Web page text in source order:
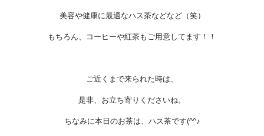
美容や健康に最適なハス茶などなど（笑）
もちろん、コーヒーや紅茶もご用意してます！！
ご近くまで来られた時は、
是非、お立ち寄りくださいね。
ちなみに本日のお茶は、ハス茶です(^^♪